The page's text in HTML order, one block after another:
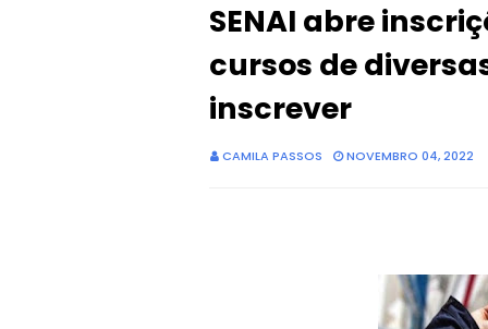
SENAI abre
cursos de
inscrever
CAMILA PASSOS NOVEMBRO 04, 2022